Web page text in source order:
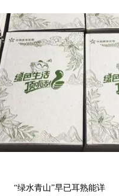
“绿水青山”早已耳熟能详